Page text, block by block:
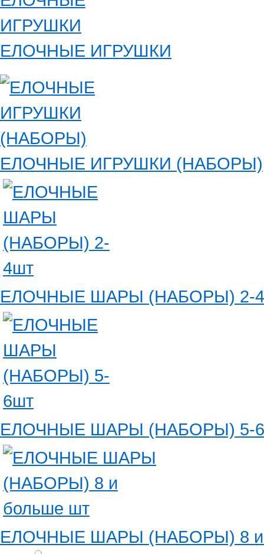
ЕЛОЧНЫЕ ИГРУШКИ
ЕЛОЧНЫЕ ИГРУШКИ (НАБОРЫ)
ЕЛОЧНЫЕ ШАРЫ (НАБОРЫ) 2-
ЕЛОЧНЫЕ ШАРЫ (НАБОРЫ) 5-
ЕЛОЧНЫЕ ШАРЫ (НАБОРЫ) 8 и